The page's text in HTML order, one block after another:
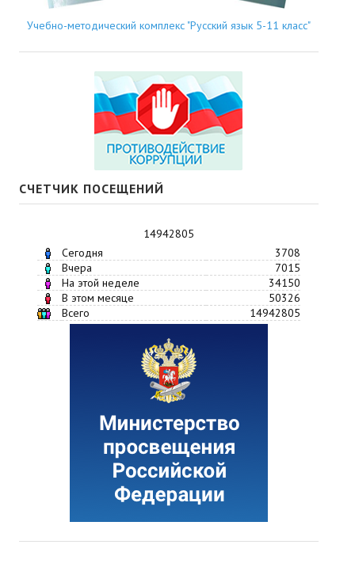
Учебно-методический комплекс "Русский язык 5-11 класс"
СЧЕТЧИК ПОСЕЩЕНИЙ
14942805
Сегодня
3708
Вчера
7015
На этой неделе
34150
В этом месяце
50326
Всего
14942805